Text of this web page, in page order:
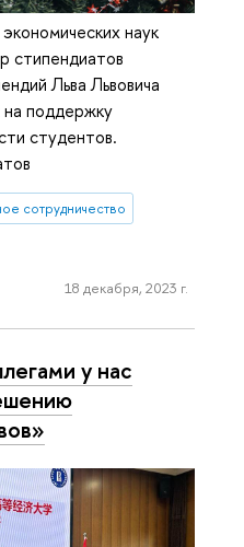
наук
стипендиатов
Льва Львовича
поддержку
студентов.
сотрудничество
18 декабря, 2023 г.
у нас